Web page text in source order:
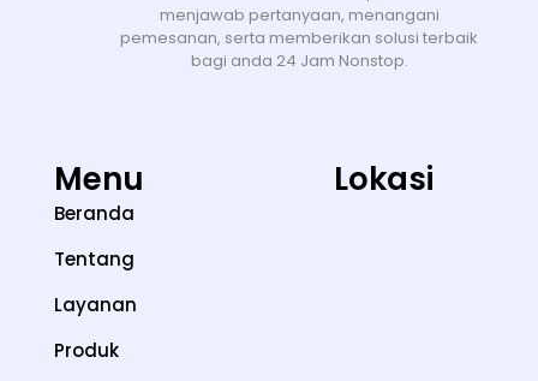
menjawab pertanyaan, menangani
pemesanan, serta memberikan solusi terbaik
bagi anda 24 Jam Nonstop.
Menu
Beranda
Tentang
Layanan
Produk
Lokasi